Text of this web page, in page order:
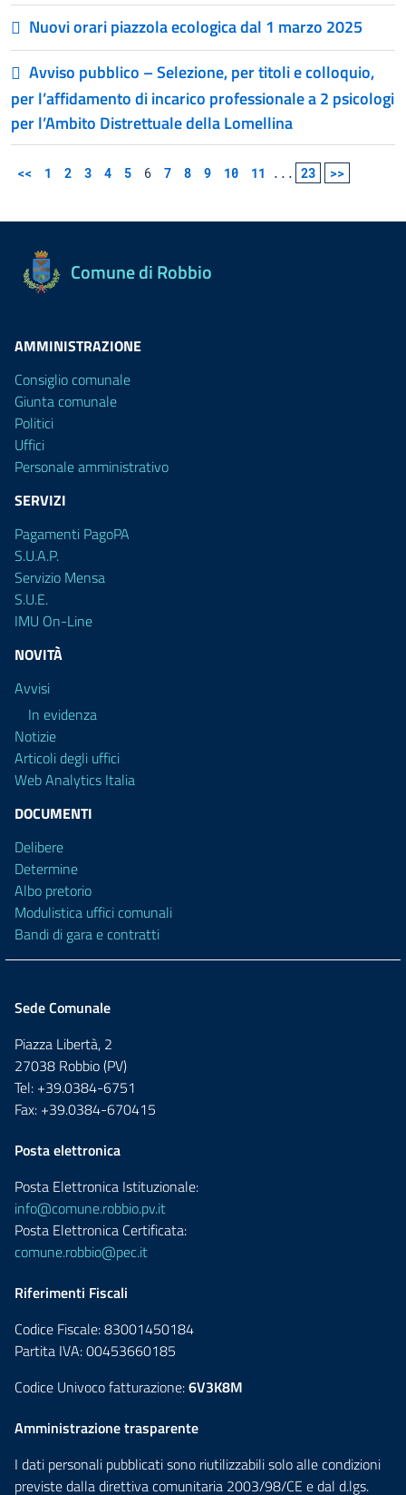
Nuovi orari piazzola ecologica dal 1 marzo 2025
Avviso pubblico – Selezione, per titoli e colloquio,
per l’affidamento di incarico professionale a 2 psicologi
per l’Ambito Distrettuale della Lomellina
<< 1 2 3 4 5 6 7 8 9 10 11 ... 23 >>
Comune di Robbio
AMMINISTRAZIONE
Consiglio comunale
Giunta comunale
Politici
Uffici
Personale amministrativo
SERVIZI
Pagamenti PagoPA
S.U.A.P.
Servizio Mensa
S.U.E.
IMU On-Line
NOVITÀ
Avvisi
In evidenza
Notizie
Articoli degli uffici
Web Analytics Italia
DOCUMENTI
Delibere
Determine
Albo pretorio
Modulistica uffici comunali
Bandi di gara e contratti
Sede Comunale
Piazza Libertà, 2
27038 Robbio (PV)
Tel: +39.0384-6751
Fax: +39.0384-670415
Posta elettronica
Posta Elettronica Istituzionale:
info@comune.robbio.pv.it
Posta Elettronica Certificata:
comune.robbio@pec.it
Riferimenti Fiscali
Codice Fiscale: 83001450184
Partita IVA: 00453660185
Codice Univoco fatturazione:6V3K8M
Amministrazione trasparente
I dati personali pubblicati sono riutilizzabili solo alle condizioni
previste dalla direttiva comunitaria 2003/98/CE e dal d.lgs.